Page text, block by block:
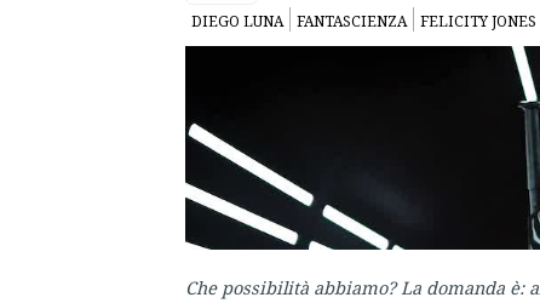
DIEGO LUNA FANTASCIENZA FELICITY JONES
Che possibilità abbiamo? La domanda è: